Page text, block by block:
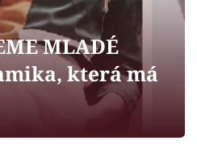
Vary
MLADÉ
která má